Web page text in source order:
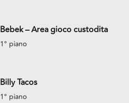
Bebek – Area gioco custodita
1° piano
Billy Tacos
1° piano